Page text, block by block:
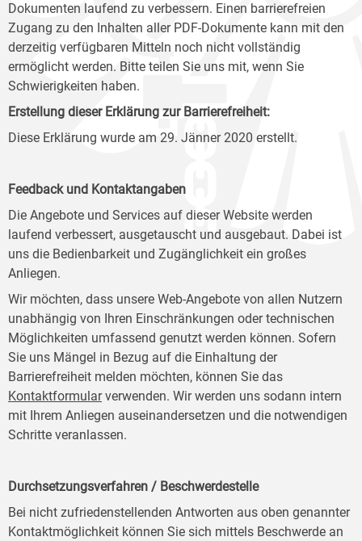
Dokumenten laufend zu verbessern. Einen barrierefreien
Zugang zu den Inhalten aller PDF-Dokumente kann mit den
derzeitig verfügbaren Mitteln noch nicht vollständig
ermöglicht werden. Bitte teilen Sie uns mit, wenn Sie
Schwierigkeiten haben.
Erstellung dieser Erklärung zur Barrierefreiheit:
Diese Erklärung wurde am 29. Jänner 2020 erstellt.
Feedback und Kontaktangaben
Die Angebote und Services auf dieser Website werden
laufend verbessert, ausgetauscht und ausgebaut. Dabei ist
uns die Bedienbarkeit und Zugänglichkeit ein großes
Anliegen.
Wir möchten, dass unsere Web-Angebote von allen Nutzern
unabhängig von Ihren Einschränkungen oder technischen
Möglichkeiten umfassend genutzt werden können. Sofern
Sie uns Mängel in Bezug auf die Einhaltung der
Barrierefreiheit melden möchten, können Sie das
Kontaktformularverwenden. Wir werden uns sodann intern
mit Ihrem Anliegen auseinandersetzen und die notwendigen
Schritte veranlassen.
Durchsetzungsverfahren / Beschwerdestelle
Bei nicht zufriedenstellenden Antworten aus oben genannter
Kontaktmöglichkeit können Sie sich mittels Beschwerde an